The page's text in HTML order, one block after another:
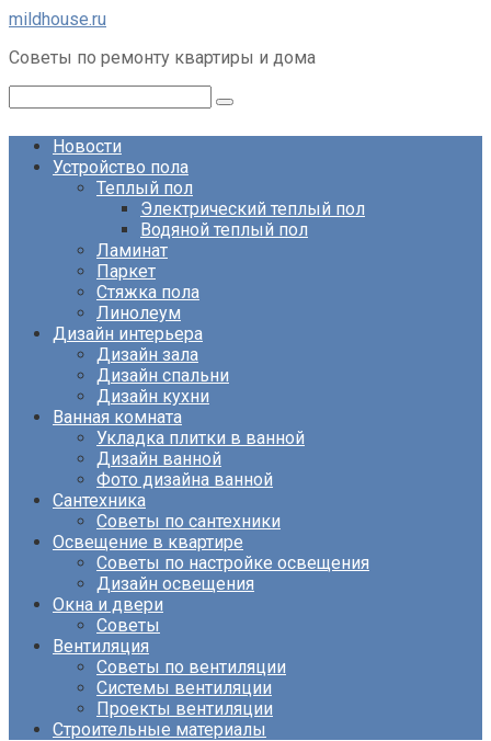
Перейти
контенту
mildhouse.ru
Советы по ремонту квартиры и дома
Новости
Устройство пола
Теплый пол
Электрический теплый пол
Водяной теплый пол
Ламинат
Паркет
Стяжка пола
Линолеум
Дизайн интерьера
Дизайн зала
Дизайн спальни
Дизайн кухни
Ванная комната
Укладка плитки в ванной
Дизайн ванной
Фото дизайна ванной
Сантехника
Советы по сантехники
Освещение в квартире
Советы по настройке освещения
Дизайн освещения
Окна и двери
Советы
Вентиляция
Советы по вентиляции
Системы вентиляции
Проекты вентиляции
Строительные материалы